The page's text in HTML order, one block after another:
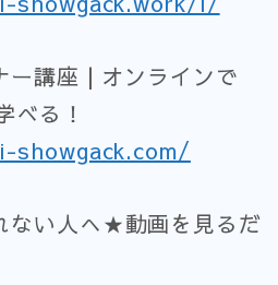
ー講座 | オンラインで
べる！
ない人へ★動画を見るだ